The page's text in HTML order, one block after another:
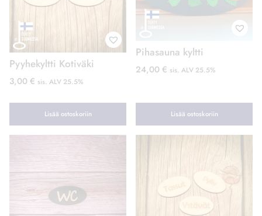
Pyyhekyltti Kotiväki
3,00 € sis. ALV 25.5%
Lisää ostoskoriin
Pihasauna kyltti
24,00 € sis. ALV 25.5%
Lisää ostoskoriin